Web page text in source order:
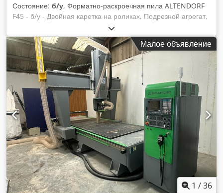
Состояние: б/у, Форматно-раскроечная пила ALTENDORF
F45 - б/у - Двойная каретка на роликах, Подрезной агрегат,
Параллельный упор с точной настройкой, Выносной стол,
Гидравлическая регулировка высоты, Гидравлическая
регулировка наклона, Цифровой дисплей угла наклона,
Индикатор скорости вращения, Удлинитель стола,
анодированный алюминий, Расширение стола,
анодированный алюминий, Упор угловой и для косого
распила, Верхний защитный кожух узкий и широкий,
Автоматический тормоз, Пылеиспытана Dedpfow Nx A Isx
Aahokr ----- Технические данные ----- Диапазон наклона:
45°, Длина каретки: 3.200 мм, Ширина реза: 1.300 мм,
Высота реза: 125 мм, Макс. диаметр пилы: 400 мм,
Скорости: 3.000/4.000/5.000/6.000 об/мин., Мощность
двигателя: 5,5 кВт, Вес: 1040 кг
Малое объявление
1 /36